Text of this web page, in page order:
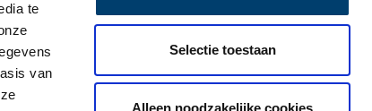
te
van
Selectie toestaan
Alleen noodzakelijke cookies